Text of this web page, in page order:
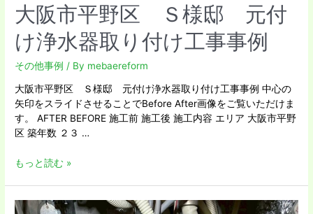
大阪市平野区 Ｓ様邸 元付
け浄水器取り付け工事事例
その他事例 / By mebaereform
大阪市平野区 Ｓ様邸 元付け浄水器取り付け工事事例 中心の
矢印をスライドさせることでBefore After画像をご覧いただけま
す。 AFTER BEFORE 施工前 施工後 施工内容 エリア 大阪市平野
区 築年数 ２３ …
もっと読む »
枚